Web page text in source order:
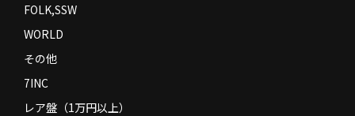
FOLK,SSW
WORLD
その他
7INC
レア盤（1万円以上）